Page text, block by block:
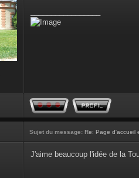
Sujet du message: Re: Page d'accueil
J'aime beaucoup l'idée de la